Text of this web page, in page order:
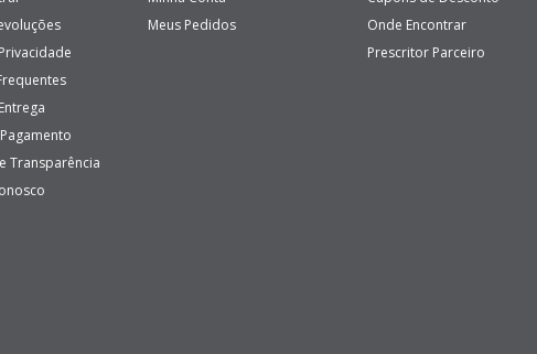
Transparência
Meus Pedidos
Onde Encontrar
Prescritor Parceiro